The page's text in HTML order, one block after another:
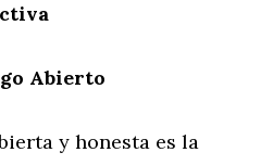
Abierto
y honesta es la